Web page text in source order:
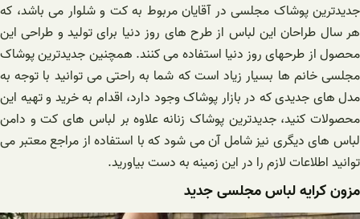
جدیدترین پوشاک مجلسی در آقایان مربوط به کت و شلوار می باشد، که
هر سال طراحان این لباس از طرح های روز دنیا برای تولید و طراحی این
محصول از طرحهای روز دنیا استفاده می کنند. همچنین جدیدترین پوشاک
مجلسی خانم ها بسیار زیاد است که شما به راحتی می توانید با توجه به
مدل های جدیدی که در بازار پوشاک وجود دارد، اقدام به خرید و تهیه این
محصولات کنید، جدیدترین پوشاک زنانه علاوه بر لباس های کت و دامن
لباس های دیگری نیز شامل آن می شود که با استفاده از مراجع معتبر می
توانید اطلاعات لازم را در این زمینه به دست بیاورید.
مزون کرایه لباس مجلسی جدید